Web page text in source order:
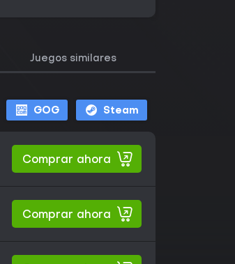
Juegos similares
GOG Steam
Comprar ahora
Comprar ahora